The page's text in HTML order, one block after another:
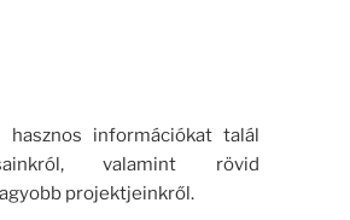
hasznos információkat talál
valamint rövid
projektjeinkről.